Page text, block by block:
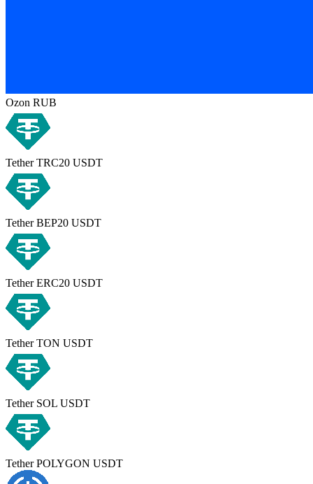
Ozon RUB
Tether TRC20 USDT
Tether BEP20 USDT
Tether ERC20 USDT
Tether TON USDT
Tether SOL USDT
Tether POLYGON USDT